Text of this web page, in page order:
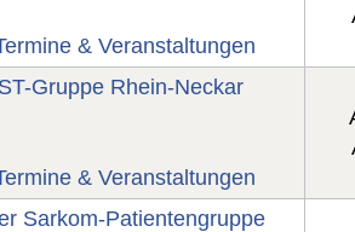
& Veranstaltungen
Gruppe Rhein-Neckar
& Veranstaltungen
Sarkom-Patientengruppe